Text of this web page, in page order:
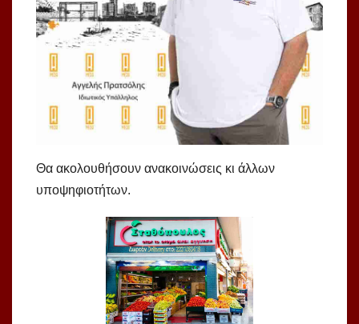
Θα ακολουθήσουν ανακοινώσεις κι άλλων
υποψηφιοτήτων.